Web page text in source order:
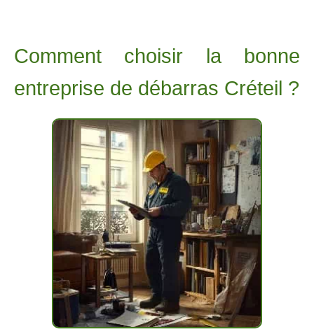
Comment choisir la bonne
entreprise de débarras Créteil ?